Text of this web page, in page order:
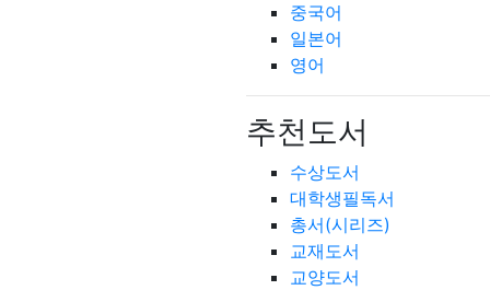
중국어
일본어
영어
추천도서
수상도서
대학생필독서
총서(시리즈)
교재도서
교양도서